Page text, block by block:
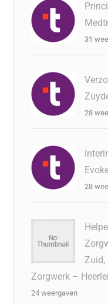
31
28
28
Zuid,
Zorgwerk –
24 weergaven